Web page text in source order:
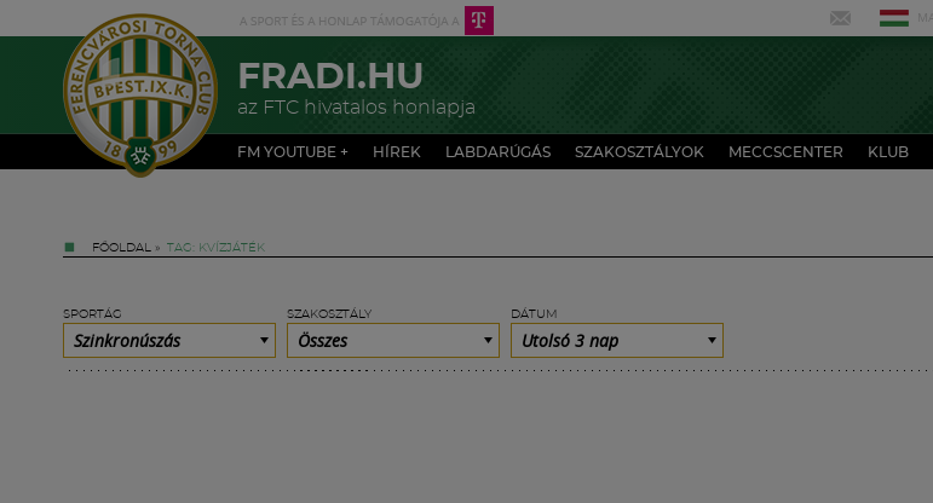
FRADI.HU
az FTC hivatalos honlapja
FM YOUTUBE + HÍREK LABDARÚGÁS SZAKOSZTÁLYOK MECCSCENTER KLUB
FŐOLDAL » TAG: KVÍZJÁTÉK
SPORTÁG
Szinkronúszás
SZAKOSZTÁLY
Összes
DÁTUM
Utolsó 3 nap